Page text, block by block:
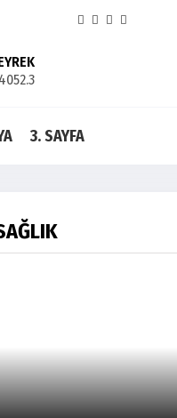
4052.3
3. SAYFA